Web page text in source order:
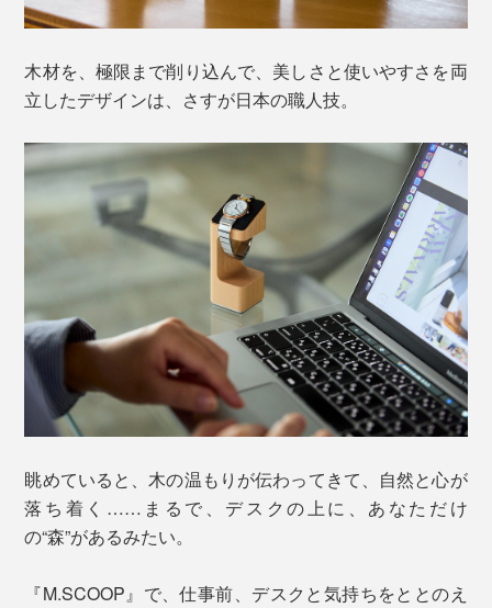
木材を、極限まで削り込んで、美しさと使いやすさを両
立したデザインは、さすが日本の職人技。
眺めていると、木の温もりが伝わってきて、自然と心が
落ち着く……まるで、デスクの上に、あなただけ
の“森”があるみたい。
『M.SCOOP』で、仕事前、デスクと気持ちをととのえ